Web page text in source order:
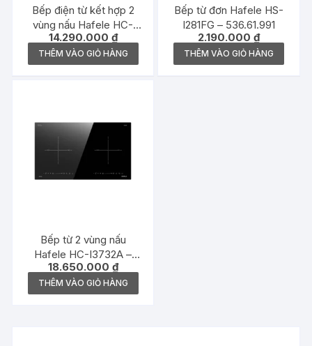
Bếp điện từ kết hợp 2
vùng nấu Hafele HC-
H7321B – 536.61.856
14.290.000 ₫
THÊM VÀO GIỎ HÀNG
Bếp từ đơn Hafele HS-
I281FG – 536.61.991
2.190.000₫
THÊM VÀO GIỎ HÀNG
Bếp từ 2 vùng nấu
Hafele HC-I3732A –
536.61.736
18.650.000 ₫
THÊM VÀO GIỎ HÀNG